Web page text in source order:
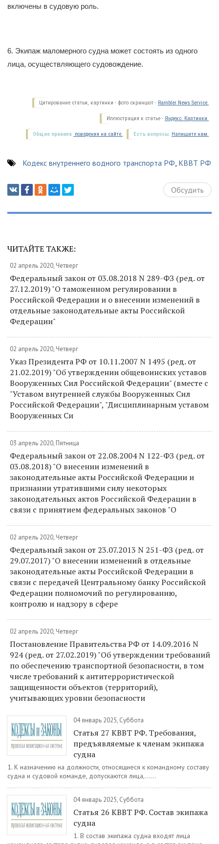
включены в судовую роль.
6. Экипаж маломерного судна может состоять из одного
лица, осуществляющего судовождение.
Цитирование статьи, картинки - фото скриншот - Rambler News Service.
Иллюстрация к статье - Яндекс. Картинки.
Есть вопросы. Напишите нам.
Общие правила поведения на сайте.
Кодекс внутреннего водного транспорта РФ, КВВТ РФ
Обсудить
ЧИТАЙТЕ ТАКЖЕ:
02 апрель 2020, Четверг
Федеральный закон от 03.08.2018 N 289-ФЗ (ред. от
27.12.2019) "О таможенном регулировании в
Российской Федерации и о внесении изменений в
отдельные законодательные акты Российской
Федерации"
02 апрель 2020, Четверг
Указ Президента РФ от 10.11.2007 N 1495 (ред. от
21.02.2019) "Об утверждении общевоинских уставов
Вооруженных Сил Российской Федерации" (вместе с
"Уставом внутренней службы Вооруженных Сил
Российской Федерации", "Дисциплинарным уставом
Вооруженных Си
03 апрель 2020, Пятница
Федеральный закон от 22.08.2004 N 122-ФЗ (ред. от
03.08.2018) "О внесении изменений в
законодательные акты Российской Федерации и
признании утратившими силу некоторых
законодательных актов Российской Федерации в
связи с принятием федеральных законов "О
02 апрель 2020, Четверг
Федеральный закон от 23.07.2013 N 251-ФЗ (ред. от
29.07.2017) "О внесении изменений в отдельные
законодательные акты Российской Федерации в
связи с передачей Центральному банку Российской
Федерации полномочий по регулированию,
контролю и надзору в сфере
02 апрель 2020, Четверг
Постановление Правительства РФ от 14.09.2016 N
924 (ред. от 27.02.2019) "Об утверждении требований
по обеспечению транспортной безопасности, в том
числе требований к антитеррористической
защищенности объектов (территорий),
учитывающих уровни безопасности
04 январь 2025, Суббота
Статья 27 КВВТ РФ. Требования,
предъявляемые к членам экипажа
судна
1. К назначению на должности, относящиеся к командному составу
судна и судовой команде, допускаются лица,......
04 январь 2025, Суббота
Статья 26 КВВТ РФ. Состав экипажа
судна
1. В состав экипажа судна входят лица